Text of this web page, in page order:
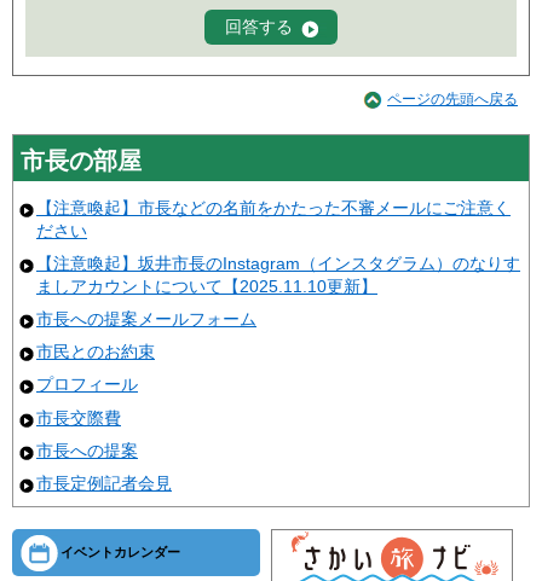
ページの先頭へ戻る
市長の部屋
【注意喚起】市長などの名前をかたった不審メールにご注意く
ださい
【注意喚起】坂井市長のInstagram（インスタグラム）のなりす
ましアカウントについて【2025.11.10更新】
市長への提案メールフォーム
市民とのお約束
プロフィール
市長交際費
市長への提案
市長定例記者会見
イベントカレンダー